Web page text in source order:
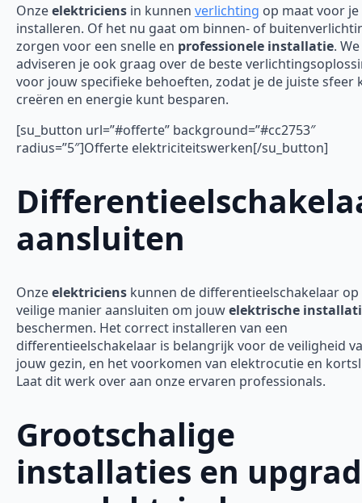
Onzeelektriciens in kunnen verlichting op maat voor je
installeren. Of het nu gaat om binnen- of
zorgen voor een snelle en professionele installatie. We
adviseren je ook graag over de beste
voor jouw specifieke behoeften, zodat je de juiste sfeer
creëren en energie kunt besparen.
[su_button url=”#offerte” background=”#cc2753″
radius=”5″]Offerte elektriciteitswerken[/su_button]
aansluiten
Onzeelektriciens kunnen de differentieelschakelaar op
veilige manier aansluiten om jouwelektrische
beschermen. Het correct installeren van een
differentieelschakelaar is belangrijk voor de veiligheid
jouw gezin, en het voorkomen van elektrocutie en
Laat dit werk over aan onze ervaren professionals.
Grootschalige
installaties en